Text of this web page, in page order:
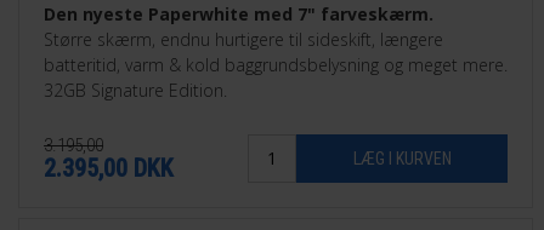
Funktionelle Statistiske
Den nyeste Paperwhite med 7" farveskærm.
Større skærm, endnu hurtigere til sideskift, længere
batteritid, varm & kold baggrundsbelysning og meget mere.
32GB Signature Edition.
3.195,00
2.395,00 DKK